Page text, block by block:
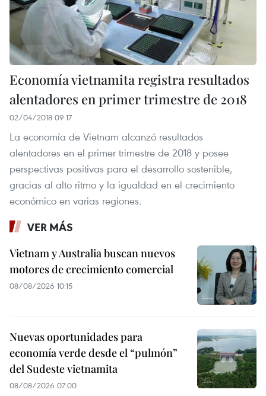
Economía vietnamita registra resultados
alentadores en primer trimestre de 2018
02/04/2018 09:17
La economía de Vietnam alcanzó resultados
alentadores en el primer trimestre de 2018 y posee
perspectivas positivas para el desarrollo sostenible,
gracias al alto ritmo y la igualdad en el crecimiento
económico en varias regiones.
VER MÁS
Vietnam y Australia buscan nuevos
motores de crecimiento comercial
08/08/2026 10:15
Nuevas oportunidades para
economía verde desde el “pulmón”
del Sudeste vietnamita
08/08/2026 07:00